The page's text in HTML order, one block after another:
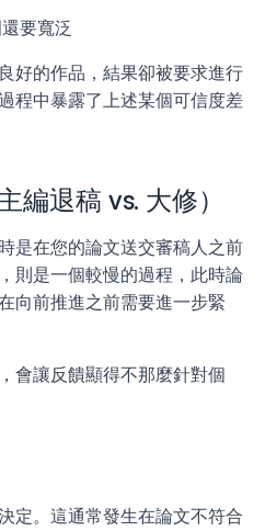
要寬泛
好的作品，結果卻被要求進行
程中暴露了上述某個可信度差
編退稿 vs. 大修）
是在您的論文送交審稿人之前
則是一個較慢的過程，此時論
向前推進之前需要進一步緊
會讓反饋顯得不那麼針對個
定。這通常發生在論文不符合